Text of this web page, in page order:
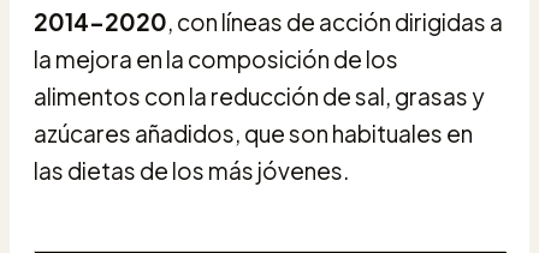
2014-2020, con líneas de acción dirigidas a
la mejora en la composición de los
alimentos con la reducción de sal, grasas y
azúcares añadidos, que son habituales en
las dietas de los más jóvenes.